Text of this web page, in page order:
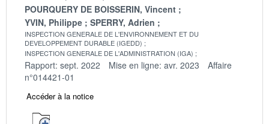
POURQUERY DE BOISSERIN, Vincent
YVIN, Philippe
SPERRY, Adrien
INSPECTION GENERALE DE L'ENVIRONNEMENT ET DU
DEVELOPPEMENT DURABLE (IGEDD)
INSPECTION GENERALE DE L'ADMINISTRATION (IGA)
Rapport: sept. 2022 Mise en ligne: avr. 2023
Affaire
n°014421-01
Accéder à la notice